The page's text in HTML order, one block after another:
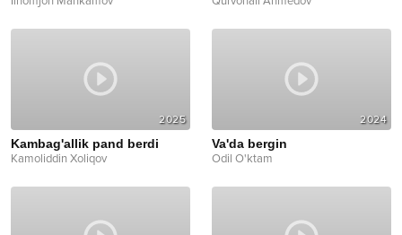
2025
Kambag'allik pand berdi
Kamoliddin Xoliqov
2024
Va'da bergin
Odil O'ktam